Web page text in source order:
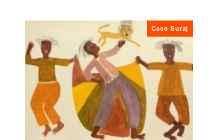
Caso Suraj